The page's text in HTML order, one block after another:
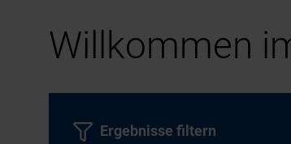
Willkommen
Ergebnisse filtern